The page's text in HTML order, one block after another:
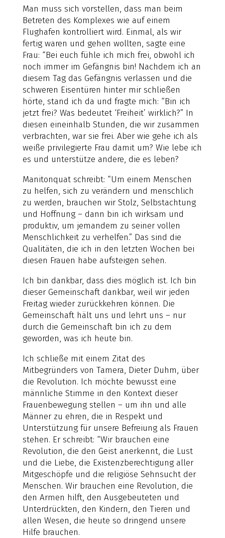
Man muss sich vorstellen, dass man beim
Betreten des Komplexes wie auf einem
Flughafen kontrolliert wird. Einmal, als wir
fertig waren und gehen wollten, sagte eine
Frau: “Bei euch fühle ich mich frei, obwohl ich
noch immer im Gefängnis bin! Nachdem ich an
diesem Tag das Gefängnis verlassen und die
schweren Eisentüren hinter mir schließen
hörte, stand ich da und fragte mich: “Bin ich
jetzt frei? Was bedeutet ‘Freiheit’ wirklich?” In
diesen eineinhalb Stunden, die wir zusammen
verbrachten, war sie frei. Aber wie gehe ich als
weiße privilegierte Frau damit um? Wie lebe ich
es und unterstütze andere, die es leben?
Manitonquat schreibt: “Um einem Menschen
zu helfen, sich zu verändern und menschlich
zu werden, brauchen wir Stolz, Selbstachtung
und Hoffnung – dann bin ich wirksam und
produktiv, um jemandem zu seiner vollen
Menschlichkeit zu verhelfen.” Das sind die
Qualitäten, die ich in den letzten Wochen bei
diesen Frauen habe aufsteigen sehen.
Ich bin dankbar, dass dies möglich ist. Ich bin
dieser Gemeinschaft dankbar, weil wir jeden
Freitag wieder zurückkehren können. Die
Gemeinschaft hält uns und lehrt uns – nur
durch die Gemeinschaft bin ich zu dem
geworden, was ich heute bin.
Ich schließe mit einem Zitat des
Mitbegründers von Tamera, Dieter Duhm, über
die Revolution. Ich möchte bewusst eine
männliche Stimme in den Kontext dieser
Frauenbewegung stellen – um ihn und alle
Männer zu ehren, die in Respekt und
Unterstützung für unsere Befreiung als Frauen
stehen. Er schreibt: “Wir brauchen eine
Revolution, die den Geist anerkennt, die Lust
und die Liebe, die Existenzberechtigung aller
Mitgeschöpfe und die religiöse Sehnsucht der
Menschen. Wir brauchen eine Revolution, die
den Armen hilft, den Ausgebeuteten und
Unterdrückten, den Kindern, den Tieren und
allen Wesen, die heute so dringend unsere
Hilfe brauchen.